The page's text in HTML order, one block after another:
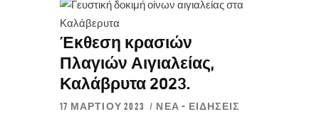
Έκθεση κρασιών
Πλαγιών Αιγιαλείας,
Καλάβρυτα 2023.
17 ΜΑΡΤΊΟΥ 2023 ΝΈΑ - ΕΙΔΉΣΕΙΣ